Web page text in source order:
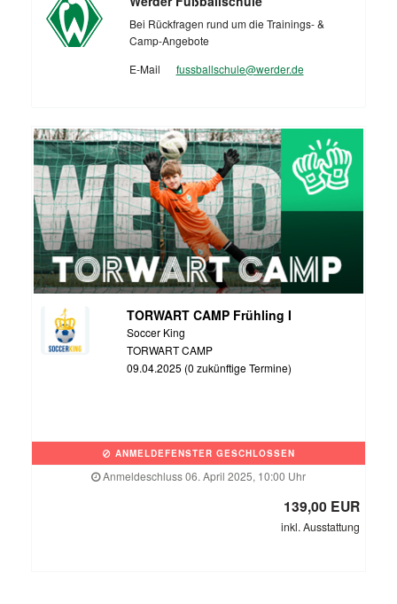
Bei Rückfragen rund um die Trainings- &
Camp-Angebote
E-Mail
fussballschule@werder.de
TORWART CAMP Frühling I
Soccer King
TORWART CAMP
09.04.2025 (0 zukünftige Termine)
ANMELDEFENSTER GESCHLOSSEN
Anmeldeschluss 06. April 2025, 10:00 Uhr
139,00 EUR
inkl. Ausstattung